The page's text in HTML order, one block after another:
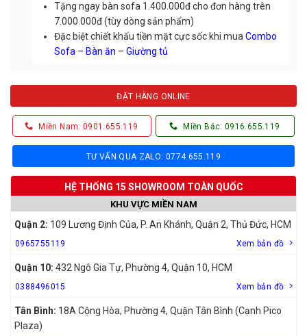
Tặng ngay bàn sofa 1.400.000đ cho đơn hàng trên
7.000.000đ (tùy dòng sản phẩm)
Đặc biệt chiết khấu tiền mặt cực sốc khi muaCombo
Sofa – Bàn ăn – Giường tủ
ĐẶT HÀNG ONLINE
Miền Nam: 0901.655.119 Miền Bắc: 0916.655.119
TƯ VẤN QUA ZALO: 0774.655.119
HỆ THỐNG 15 SHOWROOM TOÀN QUỐC
KHU VỰC MIỀN NAM
Quận 2: 109 Lương Định Của, P. An Khánh, Quận 2, Thủ Đức, HCM
0965755119 Xem bản đồ
Quận 10: 432 Ngô Gia Tự, Phường 4, Quận 10, HCM
0388496015 Xem bản đồ
Tân Bình: 18A Cộng Hòa, Phường 4, Quận Tân Bình (Cạnh Pico
Plaza)